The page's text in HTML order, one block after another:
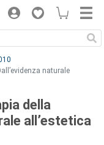
naturale
della
all’estetica